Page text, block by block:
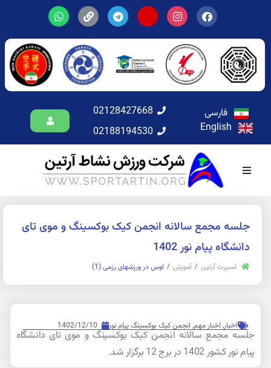
فارسی
English
02128427668
02188194530
جلسه مجمع سالانه انجمن کیک بوکسینگ و موی تای
دانشگاه پیام نور 1402
اسپرت آرتین آموزش اوس در ورزشهای رزمی (1)
اخبار, اخبار مهم, انجمن کیک بوکسینگ پیام نور 1402/12/10
جلسه مجمع سالانه انجمن کیک بوکسینگ و موی تای دانشگاه
پیام نور کشور 1402 در برج 12 برگزار شد.